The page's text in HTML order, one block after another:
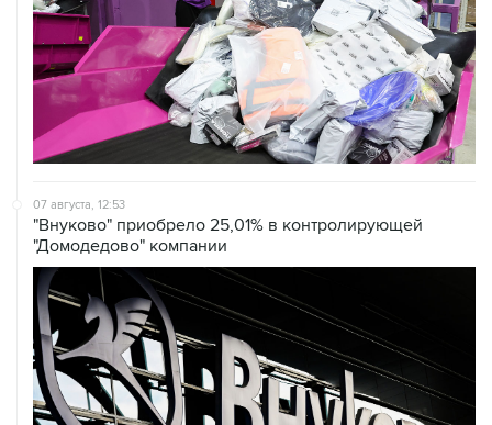
07 августа, 12:53
"Домодедово" компании